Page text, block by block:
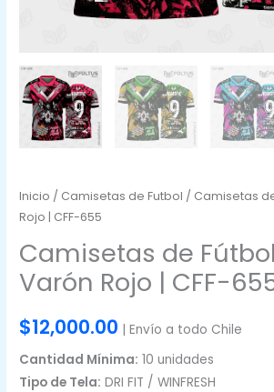
Inicio / Camisetas de Futbol / Camisetas
Rojo | CFF-655
Camisetas de
Varón Rojo | CFF-
$12,000.00 | Envío a todo Chile
Cantidad Mínima: 10 unidades
Tipo de Tela: DRI FIT / WINFRESH